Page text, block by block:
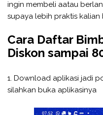
ingin membeli aatau
supaya lebih praktis kalian
Cara Daftar
Diskon sampai
1. Download aplikasi jadi
silahkan buka aplikasinya